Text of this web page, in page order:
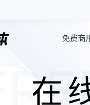
免费商
在